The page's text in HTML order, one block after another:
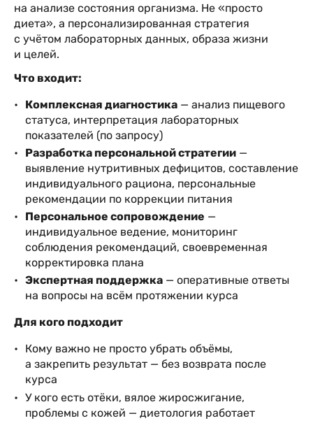
на анализе состояния организма. Не «просто
диета», а персонализированная стратегия
с учётом лабораторных данных, образа жизни
и целей.
Что входит:
Комплексная диагностика — анализ пищевого
статуса, интерпретация лабораторных
показателей (по запросу)
Разработка персональной стратегии —
выявление нутритивных дефицитов, составление
индивидуального рациона, персональные
рекомендации по коррекции питания
Персональное сопровождение —
индивидуальное ведение, мониторинг
соблюдения рекомендаций, своевременная
корректировка плана
Экспертная поддержка — оперативные ответы
на вопросы на всём протяжении курса
Для кого подходит
Кому важно не просто убрать объёмы,
а закрепить результат — без возврата после
курса
У кого есть отёки, вялое жиросжигание,
проблемы с кожей — диетология работает